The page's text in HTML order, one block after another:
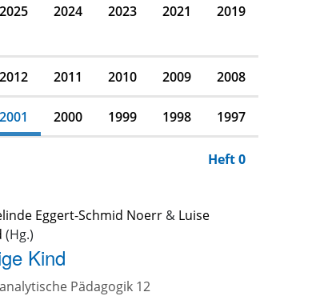
2025 2024 2023 2021 2019
2012 2011 2010 2009 2008
2001 2000 1999 1998 1997
Heft 0
Eggert-Schmid Noerr & Luise
Kind
Pädagogik 12